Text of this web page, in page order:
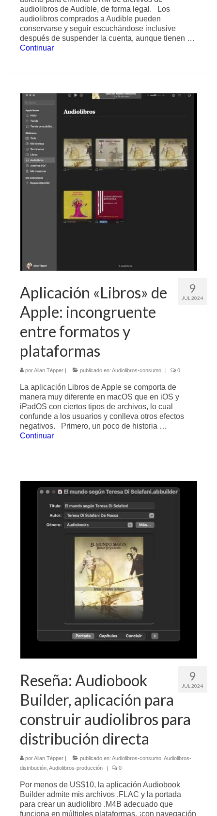
audiolibros de Audible, de forma legal. Los
audiolibros comprados a Audible pueden
conservarse y seguir escuchándose inclusive
después de suspender la cuenta, aunque tienen …
Continuar
9
JUL 2024
Aplicación «Libros» de
Apple: incongruente
entre formatos y
plataformas
porAllan Tépper publicado en: Audiolibros-consumo 0
La aplicación Libros de Apple se comporta de
manera muy diferente en macOS que en iOS y
iPadOS con ciertos tipos de archivos, lo cual
confunde a los usuarios y conlleva otros efectos
negativos. Primero, un poco de historia …
Continuar
9
JUL 2024
Reseña: Audiobook
Builder, aplicación para
construir audiolibros para
distribución directa
porAllan Tépper publicado en: Audiolibros-consumo Audiolibros-
distribución Audiolibros-producción 0
Por menos de US$10, la aplicación Audiobook
Builder admite mis archivos .FLAC y la portada
para crear un audiolibro .M4B adecuado que
funciona en múltiples plataformas, ¡con navegación